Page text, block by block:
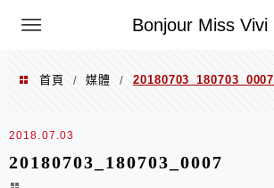
Bonjour Miss Vivi
選單
首頁 / 媒體 / 20180703_180703_0007
2018.07.03
20180703_180703_0007